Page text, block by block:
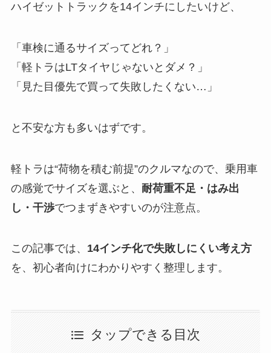
ハイゼットトラックを14インチにしたいけど、
「車検に通るサイズってどれ？」
「軽トラはLTタイヤじゃないとダメ？」
「見た目優先で買って失敗したくない…」
と不安な方も多いはずです。
軽トラは“荷物を積む前提”のクルマなので、乗用車
の感覚でサイズを選ぶと、 耐荷重不足・はみ出
し・干渉でつまずきやすいのが注意点。
この記事では、 14インチ化で失敗しにくい考え方
を、初心者向けにわかりやすく整理します。
タップできる目次